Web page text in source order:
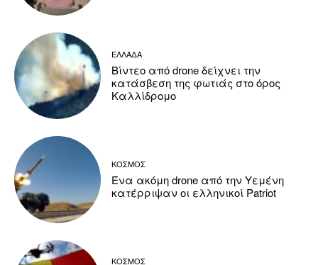
ΕΛΛΑΔΑ
Βίντεο από drone δείχνει την
κατάσβεση της φωτιάς στο όρος
Καλλίδρομο
ΚΟΣΜΟΣ
Ένα ακόμη drone από την Υεμένη
κατέρριψαν οι ελληνικοί Patriot
ΚΟΣΜΟΣ